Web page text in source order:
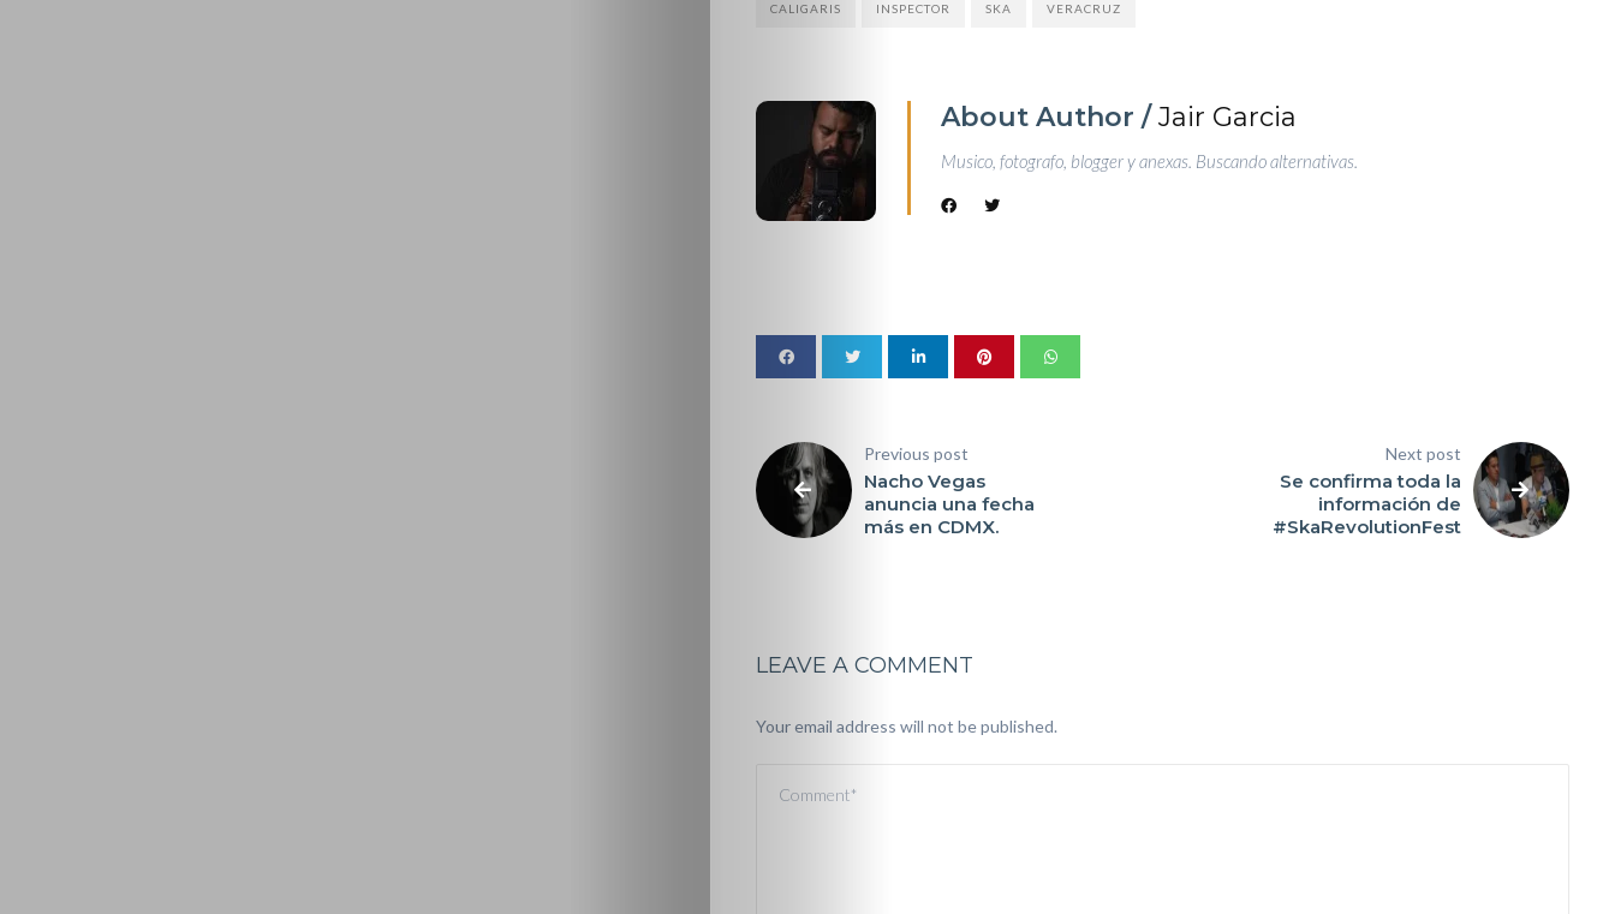
CALIGARIS INSPECTOR SKA VERACRUZ
About Author /Jair Garcia
Musico, fotografo, blogger y anexas. Buscando alternativas.
Previous post
Nacho Vegas
anuncia una fecha
más en CDMX.
Next post
Se confirma toda la
información de
#SkaRevolutionFest
LEAVE A COMMENT
Your email address will not be published.